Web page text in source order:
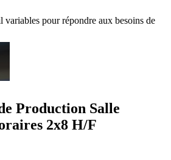
variables pour répondre aux besoins de
Production Salle
2x8 H/F